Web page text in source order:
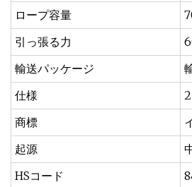
ロープ容量
引っ張る力
輸送パッケージ
仕様
商標
起源
HSコード